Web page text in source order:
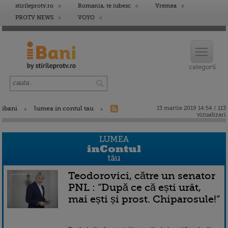
stirileprotv.ro Romania, te iubesc
Vremea
PROTV NEWS
VOYO
ibani lumea in contul tau
13 martie 2019 14:54 / 113
vizualizari
Teodorovici, către un senator
PNL : ”După ce că ești urât,
mai ești și prost. Chiparosule!”